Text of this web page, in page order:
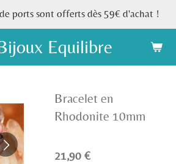
Equilibre
ports sont offerts dès 59€ d'achat !
Bracelet en
Rhodonite 10mm
21,90 €